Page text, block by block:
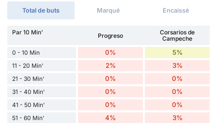
Total de buts Marqué Encaissé
Par 10 Min' Progreso
Corsarios de
Campeche
0 - 10 Min
0% 5%
11 - 20 Min' 2% 3%
21 - 30 Min' 0% 0%
31 - 40 Min' 0% 0%
41 - 50 Min' 0% 0%
51 - 60 Min' 4% 3%